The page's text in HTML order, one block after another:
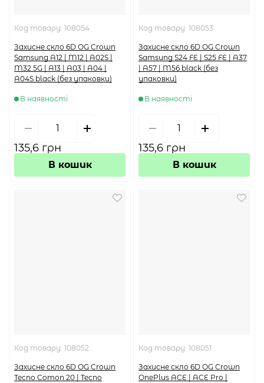
Код товару: 108054
Захисне скло 6D OG Crown
Samsung A12 | M12 | A02S |
M32 5G | A13 | A03 | A04 |
A04S black (без упаковки)
В наявності
135,6 грн
В кошик
Код товару: 108053
Захисне скло 6D OG Crown
Samsung S24 FE | S25 FE | A37
| A57 | M56 black (без
упаковки)
В наявності
135,6 грн
В кошик
Код товару: 108052
Захисне скло 6D OG Crown
Tecno Comon 20 | Tecno
Код товару: 108051
Захисне скло 6D OG Crown
OnePlus ACE | ACE Pro |